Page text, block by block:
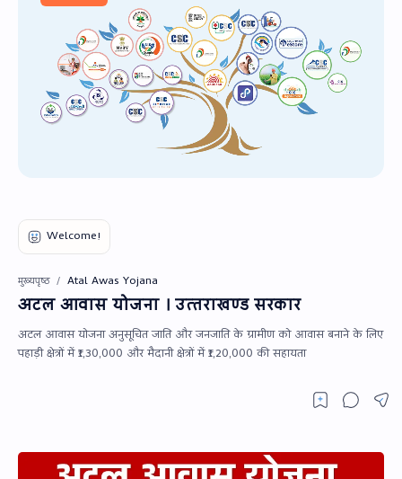
मुख्यपृष्ठ Atal Awas Yojana
अटल आवास योजना । उत्‍तराखण्‍ड सरकार
अटल आवास योजना अनुसूचित जाति और जनजाति के ग्रामीण को आवास बनाने के लिए
पहाड़ी क्षेत्रों में ₹1,30,000 और मैदानी क्षेत्रों में ₹1,20,000 की सहायता